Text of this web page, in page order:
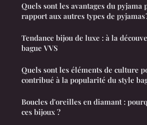
Quels sont les avantages du pyjama
rapport aux autres types de pyjamas
Tendance bijou de luxe : à la
bague VVS
Quels sont les éléments de culture
contribué à la popularité du style
Boucles d'oreilles en diamant :
ces bijoux ?